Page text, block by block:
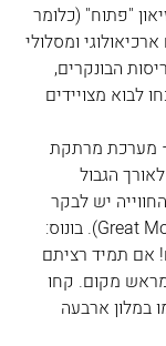
"פתוח" (כלומר
ומסלולי
הבונקרים,
לבוא מצויידים
מערכת מרתקת
של בונקרים ומנהרות שנבנו בשנת 1904 לאורך הגבול
יש לבקר
Great). בונוס:
אם תמיד רציתם
מראש מקום. קחו
במלון ארבעה